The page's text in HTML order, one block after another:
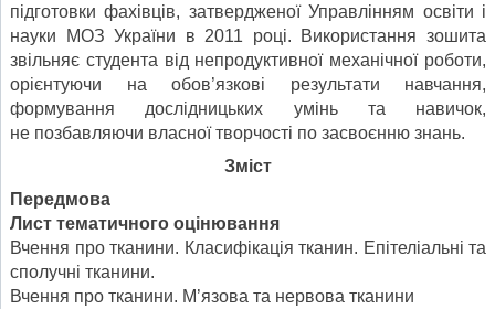
підготовки фахівців, затвердженої Управлінням освіти і
науки МОЗ України в 2011 році. Використання зошита
звільняє студента від непродуктивної механічної роботи,
орієнтуючи на обов’язкові результати навчання,
формування дослідницьких умінь та навичок,
не позбавляючи власної творчості по засвоєнню знань.
Зміст
Передмова
Лист тематичного оцінювання
Вчення про тканини. Класифікація тканин. Епітеліальні та
сполучні тканини.
Вчення про тканини. М’язова та нервова тканини